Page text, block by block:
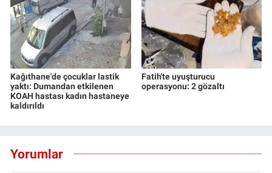
Kağıthane'de çocuklar lastik
yaktı: Dumandan etkilenen
KOAH hastası kadın hastaneye
kaldırıldı
Fatih'te uyuşturucu
operasyonu: 2 gözaltı
Yorumlar